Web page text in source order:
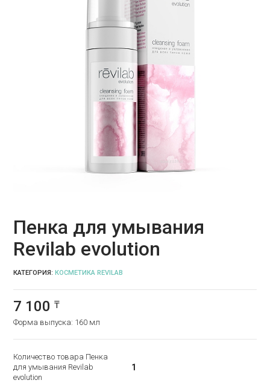
Пенка для умывания
Revilab evolution
7 100₸
Форма выпуска: 160 мл
Количество товара Пенка
для умывания Revilab
evolution
КАТЕГОРИЯ: КОСМЕТИКА REVILAB